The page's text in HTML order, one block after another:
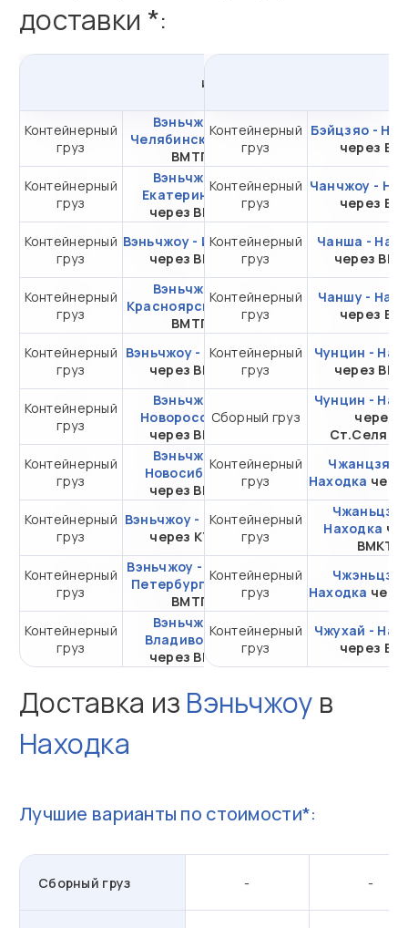
доставки *:
из
Контейнерный
груз
Вэньчжоу -
Челябинск через
ВМТП
от 631 688,60 ₽ за
20DC
Контейнерный
груз
Вэньчжоу -
Екатеринбург
через ВМТП
от 392 481,65 ₽ за
20DC
Контейнерный
груз
Вэньчжоу - Иркутск
через ВМТП
от 289 081,65 ₽ за
20DC
Контейнерный
груз
Вэньчжоу -
Красноярскчерез
ВМТП
от 317 841,65 ₽ за
20DC
Контейнерный
груз
Вэньчжоу - Москва
через ВМТП
от 374 081,65 ₽ за
20DC
Контейнерный
груз
Вэньчжоу -
Новороссийск
через ВМТП
от 479 736,65 ₽ за
Контейнерный
груз
Вэньчжоу -
Новосибирск
через ВМТП
от 343 414,45 ₽ за
20DC
Контейнерный
груз
Вэньчжоу - Самара
через КТСП
от 742 049,51 ₽ за
20DC
Контейнерный
груз
Вэньчжоу - Санкт-
Петербург через
ВМТП
от 376 581,65 ₽ за
20DC
Контейнерный
груз
Вэньчжоу -
Владивосток
через ВМТП
от 139 938,02 ₽ за
20DC
Контейнерный
груз
Бэйцзяо -
через
Контейнерный
груз
Чанчжоу -
через
Контейнерный
груз
Чанша -
через
Контейнерный
груз
Чаншу -
через
Контейнерный
груз
Чунцин -
через
Сборный груз
Чунцин -
через
Контейнерный
груз
Находка
Контейнерный
груз
Находка
ВМКТ
Контейнерный
груз
Находка
Контейнерный
груз
Чжухай -
через
Доставка из Вэньчжоу в
Находка
Лучшие варианты по стоимости*:
Сборный груз - -